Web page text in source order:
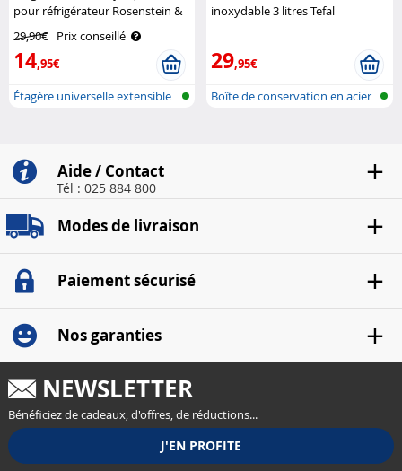
pour réfrigérateur Rosenstein &
29,90€ Prix conseillé
14,95€
Étagère universelle extensible
inoxydable 3 litres Tefal
29,95€
Boîte de conservation en acier
Aide / Contact
Tél : 025 884 800
Modes de livraison
Paiement sécurisé
Nos garanties
NEWSLETTER
Bénéficiez de cadeaux, d'offres, de réductions...